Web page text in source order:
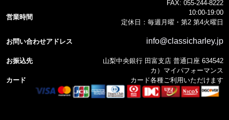
FAX: 055-244-8222
営業時間
10:00-19:00
定休日：毎週月曜・第2 第4火曜日
お問い合わせアドレス info@classicharley.jp
お振込先
山梨中央銀行 田富支店 普通口座 634542
カ）マイパフォーマンス
カード
カード各種ご利用いただけます